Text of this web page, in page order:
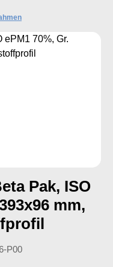
Pak, ISO
mm,
P00